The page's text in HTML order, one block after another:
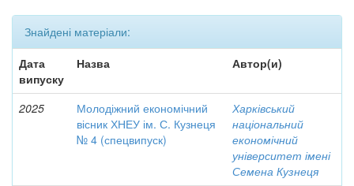
Знайдені матеріали:
Дата
випуску
Назва Автор(и)
2025
Молодіжний економічний
вісник ХНЕУ ім. С. Кузнеця
№ 4 (спецвипуск)
Харківський
національний
економічний
університет імені
Семена Кузнеця